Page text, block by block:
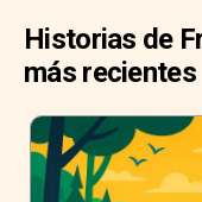
Historias de
más recientes